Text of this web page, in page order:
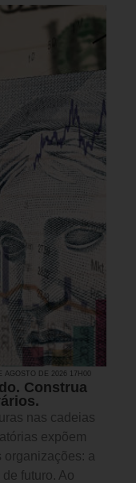
AGOSTO DE 2026 17H00
Construa
nas cadeias
expõem
organizações: a
futuro. Ao